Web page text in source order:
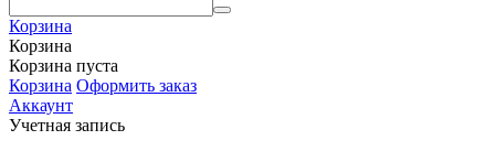
Корзина
Корзина
Корзина пуста
Корзина Оформить заказ
Аккаунт
Учетная запись